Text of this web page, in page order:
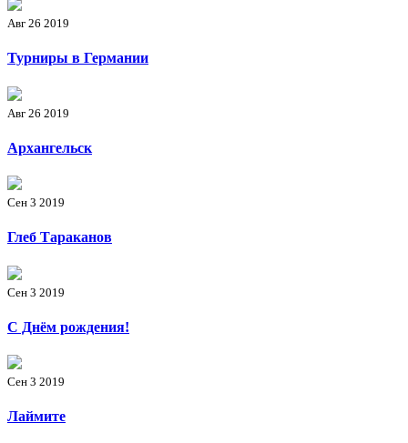
Авг 26 2019
Турниры в Германии
Авг 26 2019
Архангельск
Сен 3 2019
Глеб Тараканов
Сен 3 2019
С Днём рождения!
Сен 3 2019
Лаймите